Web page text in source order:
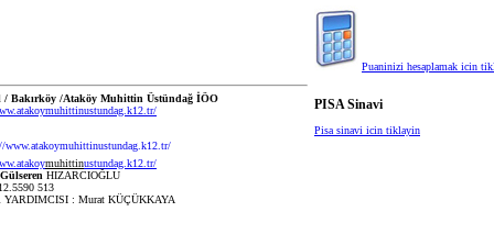
/ Bakırköy /Ataköy Muhittin Üstündağ İÖO
muhittinustundag.k12.tr/
Gülseren HIZARCIOĞLU
513
YARDIMCISI : Murat KÜÇÜKKAYA
Puaninizi hesaplamak icin
PISA Sinavi
Pisa sinavi icin tiklayin